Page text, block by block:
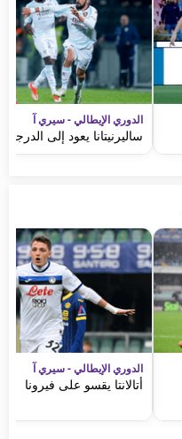
الدوري الإيطالي - سيري آ
ساليرنيتانا يعود إلى الدرجة
الدوري الإيطالي - سيري آ
أتالانتا يقسو على فيرونا